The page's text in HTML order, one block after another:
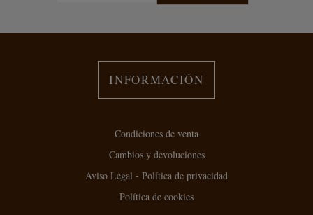
INFORMACIÓN
Condiciones de venta
Cambios y devoluciones
Aviso Legal - Política de privacidad
Política de cookies